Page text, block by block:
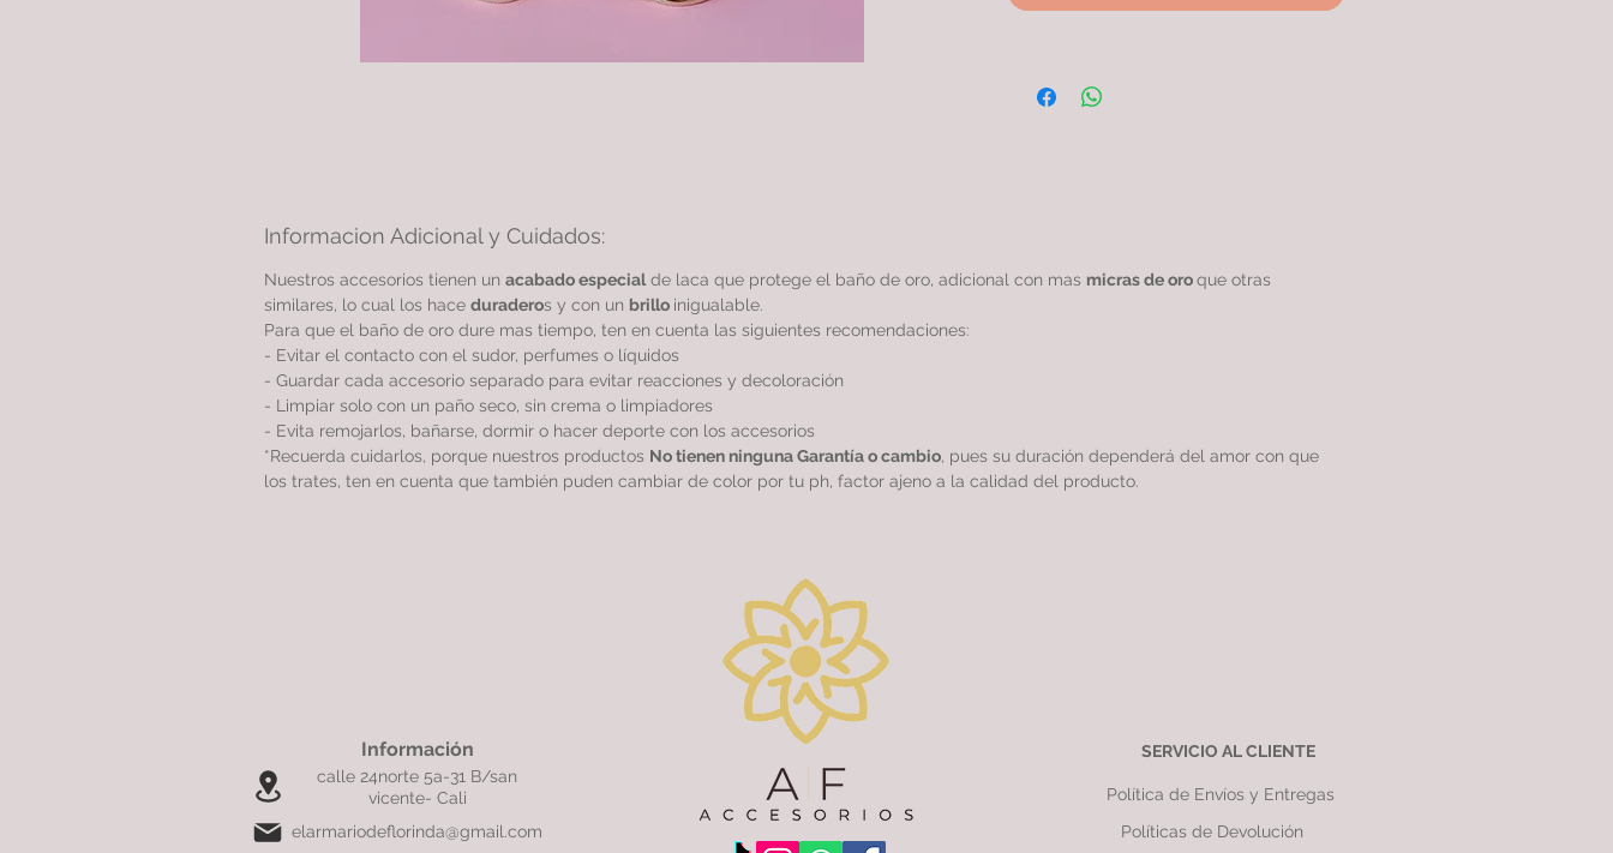
Informacion Adicional y Cuidados:
Nuestros accesorios tienen un acabado especialde laca que protege el baño de oro, adicional con mas micras de oroque otras
similares, lo cual los hace duraderos y con un brillo inigualable.
Para que el baño de oro dure mas tiempo, ten en cuenta las siguientes recomendaciones:
- Evitar el contacto con el sudor, perfumes o líquidos
- Guardar cada accesorio separado para evitar reacciones y decoloración
- Limpiar solo con un paño seco, sin crema o limpiadores
- Evita remojarlos, bañarse, dormir o hacer deporte con los accesorios
*Recuerda cuidarlos, porque nuestros productos No tienen ninguna Garantía o cambio, pues su duración dependerá del amor con que
los trates, ten en cuenta que también puden cambiar de color por tu ph, factor ajeno a la calidad del producto.
Información
calle 24norte 5a-31 B/san
vicente- Cali
elarmariodeflorinda@gmail.com
SERVICIO AL CLIENTE
Política de Envíos y Entregas
Políticas de Devolución